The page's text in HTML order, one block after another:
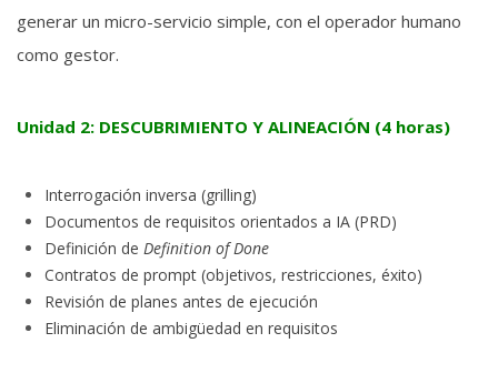
generar un micro-servicio simple, con el operador humano
como gestor.
Unidad 2: DESCUBRIMIENTO Y ALINEACIÓN (4 horas)
Interrogación inversa (grilling)
Documentos de requisitos orientados a IA (PRD)
Definición de Definition of Done
Contratos de prompt (objetivos, restricciones, éxito)
Revisión de planes antes de ejecución
Eliminación de ambigüedad en requisitos